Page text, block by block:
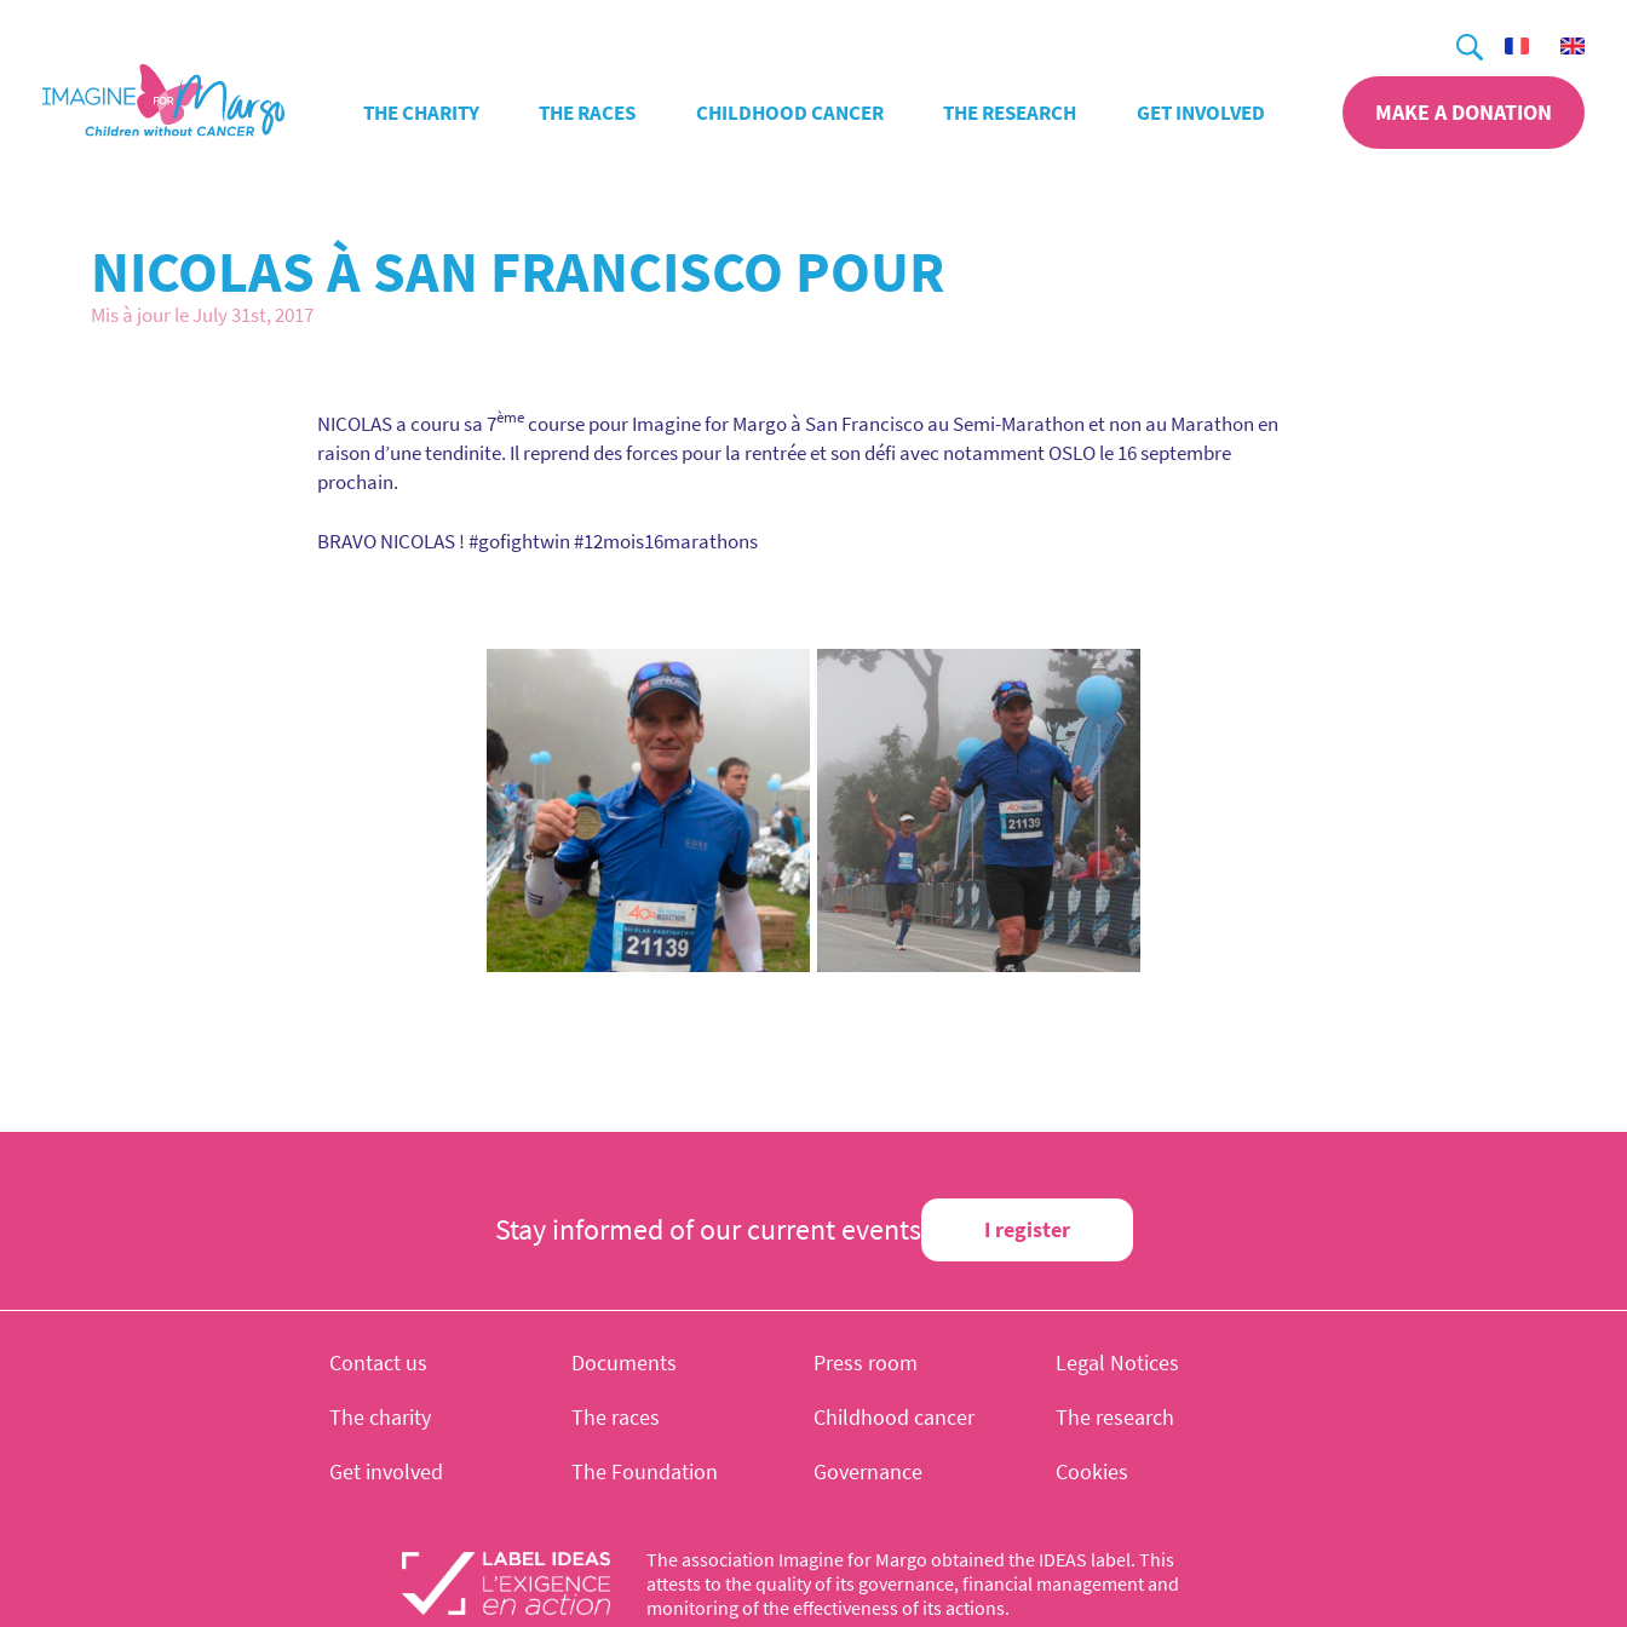
Search
THE CHARITY THE RACES CHILDHOOD CANCER THE RESEARCH GET INVOLVED MAKE A DONATION
NICOLAS À SAN FRANCISCO POUR
Mis à jour le July 31st, 2017
NICOLAS a couru sa 7èmecourse pour Imagine for Margo à San Francisco au Semi-Marathon et non au Marathon en
raison d’une tendinite. Il reprend des forces pour la rentrée et son défi avec notamment OSLO le 16 septembre
prochain.
BRAVO NICOLAS ! #gofightwin #12mois16marathons
Stay informed of our current events I register
The association Imagine for Margo obtained the IDEAS label. This
attests to the quality of its governance, financial management and
monitoring of the effectiveness of its actions.
Contact us Documents Press room
Legal Notices
The charity
The races Childhood cancer
The research
Get involved
The Foundation Governance Cookies